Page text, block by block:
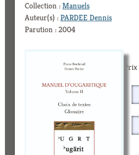
Collection :Manuels
Auteur(s) :PARDEE Dennis
Parution : 2004